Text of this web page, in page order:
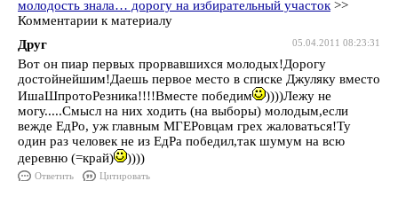
молодость знала… дорогу на избирательный участок >>
Комментарии к материалу
05.04.2011 08:23:31
Друг
Вот он пиар первых прорвавшихся молодых!Дорогу
достойнейшим!Даешь первое место в списке Джуляку вместо
ИшаШпротоРезника!!!!Вместе победим
))))Лежу не
могу.....Смысл на них ходить (на выборы) молодым,если
вежде ЕдРо, уж главным МГЕРовцам грех жаловаться!Ту
один раз человек не из ЕдРа победил,так шумум на всю
деревню (=край)
))))
Ответить Цитировать